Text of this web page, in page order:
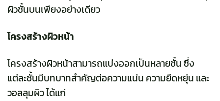
ผิวชั้นบนเพียงอย่างเดียว
โครงสร้างผิวหน้า
โครงสร้างผิวหน้าสามารถแบ่งออกเป็นหลายชั้น ซึ่ง
แต่ละชั้นมีบทบาทสำคัญต่อความแน่น ความยืดหยุ่น และ
วอลลุมผิว ได้แก่